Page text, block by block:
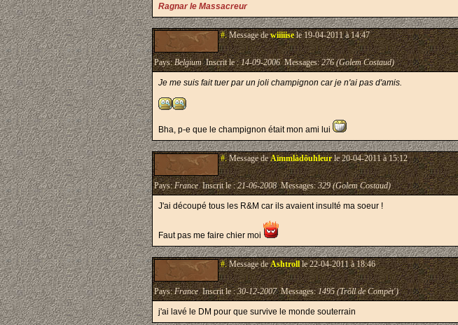
Ragnar le Massacreur
#.Message dewiiiiisele 19-04-2011 à 14:47
Pays:BelgiumInscrit le :14-09-2006Messages:276 (Golem Costaud)
Je me suis fait tuer par un joli champignon car je n'ai pas d'amis.
Bha, p-e que le champignon était mon ami lui
#.Message deAïmmlàdôuhleurle 20-04-2011 à 15:12
Pays:FranceInscrit le :21-06-2008Messages:329 (Golem Costaud)
J'ai découpé tous les R&M car ils avaient insulté ma soeur !
Faut pas me faire chier moi
#.Message deAshtrollle 22-04-2011 à 18:46
Pays:FranceInscrit le :30-12-2007Messages:1495 (Trõll de Compèt')
j'ai lavé le DM pour que survive le monde souterrain